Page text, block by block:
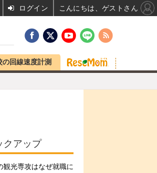
の回線速度計測
クアップ
観光専攻はなぜ就職に
ログイン こんにちは、ゲストさん